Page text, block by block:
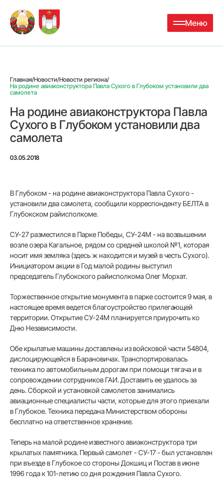
Меню
Главная/Новости/Новости региона/
На родине авиаконструктора Павла Сухого в Глубоком установили два
самолета
На родине авиаконструктора Павла
Сухого в Глубоком установили два
самолета
03.05.2018
В Глубоком - на родине авиаконструктора Павла Сухого -
установили два самолета, сообщили корреспонденту БЕЛТА в
Глубокском райисполкоме.
СУ-27 разместился в Парке Победы, СУ-24М - на возвышении
возле озера Кагальное, рядом со средней школой №1, которая
носит имя земляка (здесь ж находится и музей в честь Сухого).
Инициатором акции в Год малой родины выступил
председатель Глубокского райисполкома Олег Морхат.
Торжественное открытие монумента в парке состоится 9 мая, в
настоящее время ведется благоустройство прилегающей
территории. Открытие СУ-24М планируется приурочить ко
Дню Независимости.
Обе крылатые машины доставлены из войсковой части 54804,
дислоцирующейся в Барановичах. Транспортировалась
техника по автомобильным дорогам при помощи тягача и в
сопровождении сотрудников ГАИ. Доставить ее удалось за
день. Сборкой и установкой самолетов занимались
авиационные специалисты части, которые для этого приехали
в Глубокое. Техника передана Министерством обороны
бесплатно на ответственное хранение.
Теперь на малой родине известного авиаконструктора три
крылатых памятника. Первый самолет - СУ-17 - был установлен
при въезде в Глубокое со стороны Докшиц и Постав в июне
1996 года к 101-летию со дня рождения Павла Сухого.